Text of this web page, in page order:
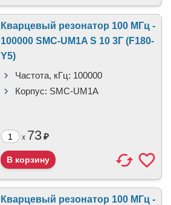
Кварцевый резонатор 100 МГц -
100000 SMC-UM1A S 10 3Г (F180-
Y5)
Частота, кГц: 100000
Корпус: SMC-UM1A
x 73₽
Кварцевый резонатор 100 МГц -